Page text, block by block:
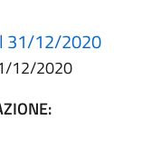
31/12/2020
12/2020